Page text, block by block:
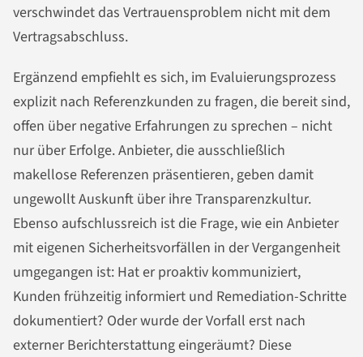
verschwindet das Vertrauensproblem nicht mit dem
Vertragsabschluss.
Ergänzend empfiehlt es sich, im Evaluierungsprozess
explizit nach Referenzkunden zu fragen, die bereit sind,
offen über negative Erfahrungen zu sprechen – nicht
nur über Erfolge. Anbieter, die ausschließlich
makellose Referenzen präsentieren, geben damit
ungewollt Auskunft über ihre Transparenzkultur.
Ebenso aufschlussreich ist die Frage, wie ein Anbieter
mit eigenen Sicherheitsvorfällen in der Vergangenheit
umgegangen ist: Hat er proaktiv kommuniziert,
Kunden frühzeitig informiert und Remediation-Schritte
dokumentiert? Oder wurde der Vorfall erst nach
externer Berichterstattung eingeräumt? Diese